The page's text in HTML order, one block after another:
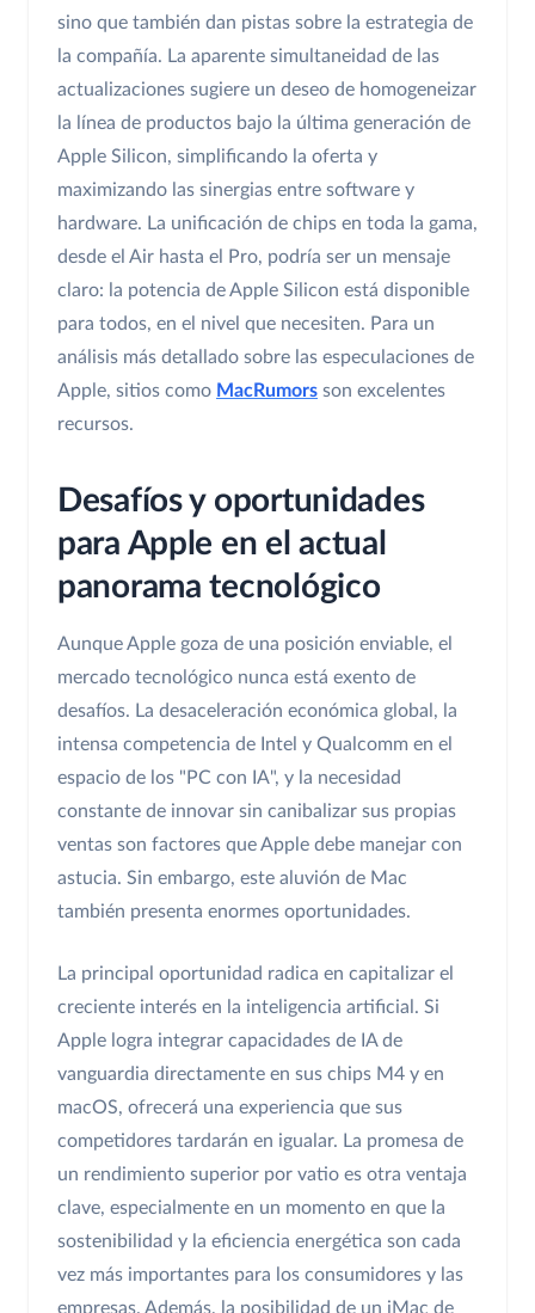
sino que también dan pistas sobre la estrategia de
la compañía. La aparente simultaneidad de las
actualizaciones sugiere un deseo de homogeneizar
la línea de productos bajo la última generación de
Apple Silicon, simplificando la oferta y
maximizando las sinergias entre software y
hardware. La unificación de chips en toda la gama,
desde el Air hasta el Pro, podría ser un mensaje
claro: la potencia de Apple Silicon está disponible
para todos, en el nivel que necesiten. Para un
análisis más detallado sobre las especulaciones de
Apple, sitios como MacRumors son excelentes
recursos.
Desafíos y oportunidades
para Apple en el actual
panorama tecnológico
Aunque Apple goza de una posición enviable, el
mercado tecnológico nunca está exento de
desafíos. La desaceleración económica global, la
intensa competencia de Intel y Qualcomm en el
espacio de los "PC con IA", y la necesidad
constante de innovar sin canibalizar sus propias
ventas son factores que Apple debe manejar con
astucia. Sin embargo, este aluvión de Mac
también presenta enormes oportunidades.
La principal oportunidad radica en capitalizar el
creciente interés en la inteligencia artificial. Si
Apple logra integrar capacidades de IA de
vanguardia directamente en sus chips M4 y en
macOS, ofrecerá una experiencia que sus
competidores tardarán en igualar. La promesa de
un rendimiento superior por vatio es otra ventaja
clave, especialmente en un momento en que la
sostenibilidad y la eficiencia energética son cada
vez más importantes para los consumidores y las
empresas. Además, la posibilidad de un iMac de